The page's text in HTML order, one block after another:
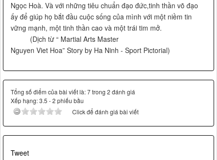
Ngọc Hoà. Và với những tiêu chuẩn đạo đức,tinh thần võ đạo
ấy để giúp họ bắt đầu cuộc sống của mình với một niềm tin
vững mạnh, một tinh thần cao và một trái tim mở.
(Dịch từ “ Martial Arts Master
Nguyen Viet Hoa” Story by Ha Ninh - Sport Pictorial)
Tổng số điểm của bài viết là: 7 trong 2 đánh giá
Xếp hạng:3.5 -2 phiếu bầu
Click để đánh giá bài viết
Tweet